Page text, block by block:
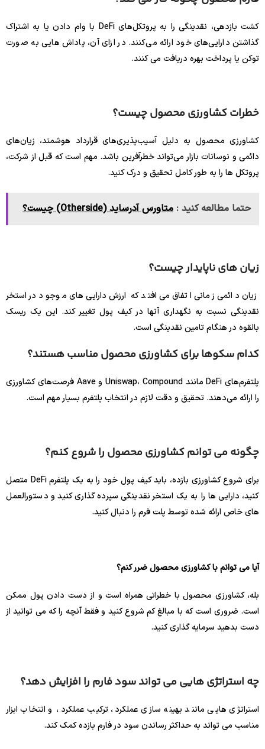
کشت بازدهی، نقدینگی را به پروتکل‌های DeFi با وام دادن یا به اشتراک
گذاشتن دارایی‌های خود ارائه می‌کنند. در ازای آن، پاداش هایی به صورت
توکن یا پرداخت بهره دریافت می کنند.
خطرات کشاورزی محصول چیست؟
کشاورزی محصول به دلیل آسیب‌پذیری‌های قرارداد هوشمند، زیان‌های
دائمی و نوسانات بازار می‌تواند خطرآفرین باشد. مهم است که قبل از شرکت،
پروتکل ها را به طور کامل تحقیق و درک کنید.
حتما مطالعه کنید : متاورس آدرساید (Otherside) چیست؟
زیان های ناپایدار چیست؟
زیان دائمی زمانی اتفاق می‌افتد که ارزش دارایی‌های موجود در استخر
نقدینگی نسبت به نگهداری آنها در کیف پول تغییر کند. این یک ریسک
بالقوه در هنگام تامین نقدینگی است.
کدام سکوها برای کشاورزی محصول مناسب هستند؟
پلتفرم‌های DeFi مانند Uniswap، Compound و Aave فرصت‌های کشاورزی
را ارائه می‌دهند. تحقیق و دقت لازم در انتخاب پلتفرم بسیار مهم است.
چگونه می توانم کشاورزی محصول را شروع کنم؟
برای شروع کشاورزی بازده، باید کیف پول خود را به یک پلتفرم DeFi متصل
کنید، دارایی ها را به یک استخر نقدینگی سپرده گذاری کنید و دستورالعمل
های خاص ارائه شده توسط پلت فرم را دنبال کنید.
آیا می توانم با کشاورزی محصول ضرر کنم؟
بله، کشاورزی محصول با خطراتی همراه است و از دست دادن پول ممکن
است. ضروری است که با مبالغ کم شروع کنید و فقط آنچه را که می توانید از
دست بدهید سرمایه گذاری کنید.
چه استراتژی هایی می تواند سود فارم را افزایش دهد؟
استراتژی هایی مانند بهینه سازی عملکرد، ترکیب عملکرد، و انتخاب ابزار
مناسب می تواند به حداکثر رساندن سود در فارم بازده کمک کند.